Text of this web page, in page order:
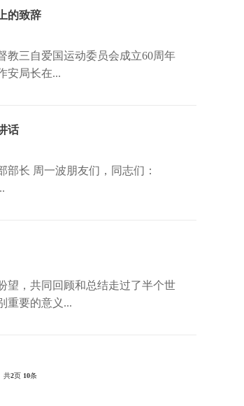
的致辞
自爱国运动委员会成立60周年
安局长在...
话
部部长 周一波朋友们，同志们：
，共同回顾和总结走过了半个世
重要的意义...
共2页 10条